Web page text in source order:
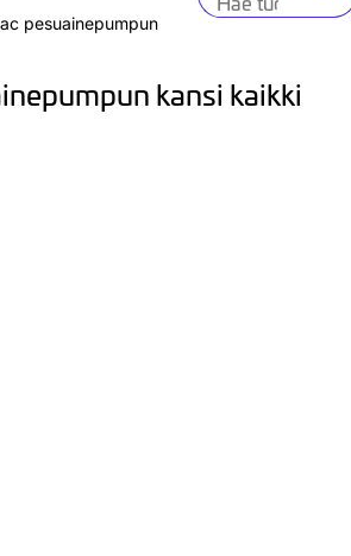
pesuainepumpun
kansi kaikki